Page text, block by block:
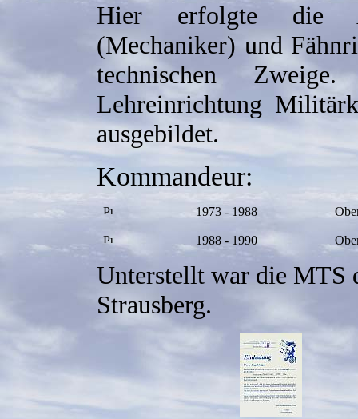
Hier erfolgte die
(Mechaniker) und
technischen
Lehreinrichtung
ausgebildet.
Kommandeur:
1973 - 1988
1988 - 1990
Unterstellt war die MTS
Strausberg.